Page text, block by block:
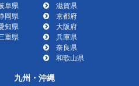
阜県
岡県
知県
重県
滋賀県
京都府
大阪府
兵庫県
奈良県
和歌山県
九州・沖縄